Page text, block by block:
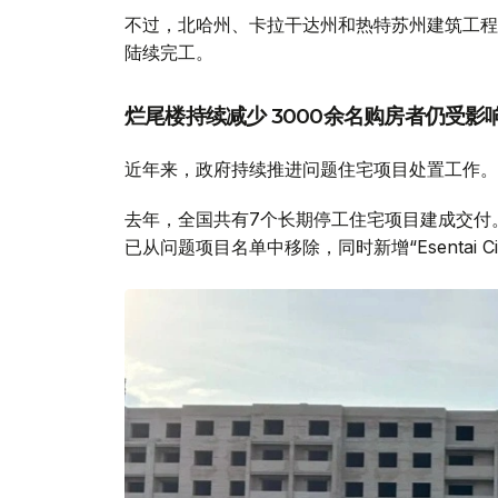
不过，北哈州、卡拉干达州和热特苏州建筑工
陆续完工。
烂尾楼持续减少 3000余名购房者仍受影
近年来，政府持续推进问题住宅项目处置工作。
去年，全国共有7个长期停工住宅项目建成交
已从问题项目名单中移除，同时新增“Esentai